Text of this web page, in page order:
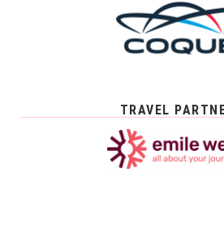
TRAVEL